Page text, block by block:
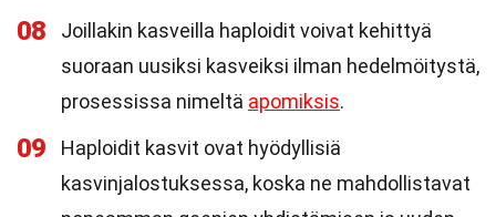
08
Joillakin kasveilla haploidit voivat kehittyä
suoraan uusiksi kasveiksi ilman hedelmöitystä,
prosessissa nimeltä apomiksis.
09
Haploidit kasvit ovat hyödyllisiä
kasvinjalostuksessa, koska ne mahdollistavat